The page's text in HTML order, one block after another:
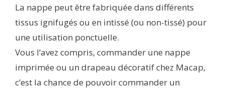
La nappe peut être fabriquée dans différents
tissus ignifugés ou en intissé (ou non-tissé) pour
une utilisation ponctuelle.
Vous l’avez compris, commander une nappe
imprimée ou un drapeau décoratif chez Macap,
c’est la chance de pouvoir commander un